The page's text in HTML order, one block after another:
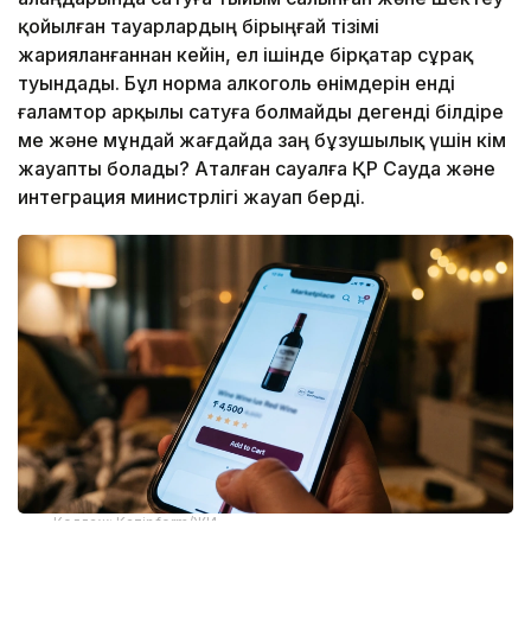
қойылған тауарлардың бірыңғай тізімі
жарияланғаннан кейін, ел ішінде бірқатар сұрақ
туындады. Бұл норма алкоголь өнімдерін енді
ғаламтор арқылы сатуға болмайды дегенді білдіре
ме және мұндай жағдайда заң бұзушылық үшін кім
жауапты болады? Аталған сауалға ҚР Сауда және
интеграция министрлігі жауап берді.
Коллаж: Kazinform/ЖИ